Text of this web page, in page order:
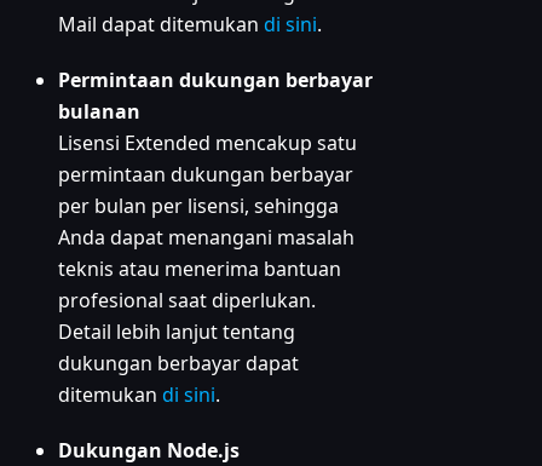
Mail dapat ditemukan di sini.
Permintaan dukungan berbayar
bulanan
Lisensi Extended mencakup satu
permintaan dukungan berbayar
per bulan per lisensi, sehingga
Anda dapat menangani masalah
teknis atau menerima bantuan
profesional saat diperlukan.
Detail lebih lanjut tentang
dukungan berbayar dapat
ditemukan di sini.
Dukungan Node.js